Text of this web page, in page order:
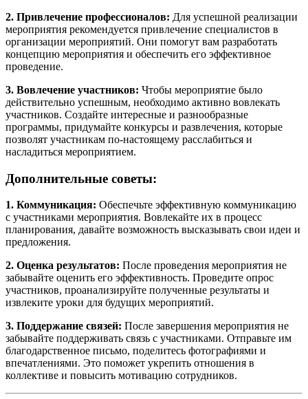
2. Привлечение профессионалов: Для успешной реализации
мероприятия рекомендуется привлечение специалистов в
организации мероприятий. Они помогут вам разработать
концепцию мероприятия и обеспечить его эффективное
проведение.
3. Вовлечение участников: Чтобы мероприятие было
действительно успешным, необходимо активно вовлекать
участников. Создайте интересные и разнообразные
программы, придумайте конкурсы и развлечения, которые
позволят участникам по-настоящему расслабиться и
насладиться мероприятием.
Дополнительные советы:
1. Коммуникация: Обеспечьте эффективную коммуникацию
с участниками мероприятия. Вовлекайте их в процесс
планирования, давайте возможность высказывать свои идеи и
предложения.
2. Оценка результатов: После проведения мероприятия не
забывайте оценить его эффективность. Проведите опрос
участников, проанализируйте полученные результаты и
извлеките уроки для будущих мероприятий.
3. Поддержание связей: После завершения мероприятия не
забывайте поддерживать связь с участниками. Отправьте им
благодарственное письмо, поделитесь фотографиями и
впечатлениями. Это поможет укрепить отношения в
коллективе и повысить мотивацию сотрудников.